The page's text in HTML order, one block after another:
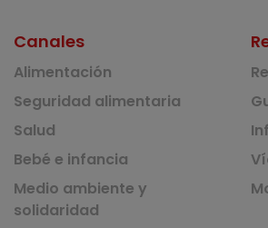
Canales
Alimentación
Seguridad alimentaria
Salud
Bebé e infancia
Medio ambiente y
solidaridad